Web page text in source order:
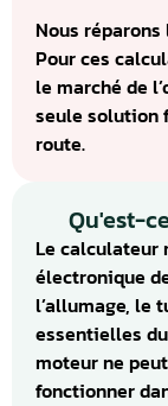
Nous réparons
Pour ces
le marché de
seule solution
route.
Qu'est-
Le calculateur
électronique
l’allumage, le
essentielles
moteur ne
fonctionner